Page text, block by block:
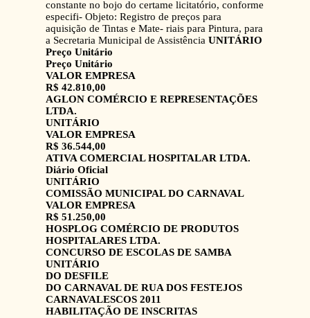
constante no bojo do certame licitatório, conforme
especifi- Objeto: Registro de preços para
aquisição de Tintas e Mate- riais para Pintura, para
a Secretaria Municipal de Assistência UNITÁRIO
Preço Unitário
Preço Unitário
VALOR EMPRESA
R$ 42.810,00
AGLON COMÉRCIO E REPRESENTAÇÕES
LTDA.
UNITÁRIO
VALOR EMPRESA
R$ 36.544,00
ATIVA COMERCIAL HOSPITALAR LTDA.
Diário Oficial
UNITÁRIO
COMISSÃO MUNICIPAL DO CARNAVAL
VALOR EMPRESA
R$ 51.250,00
HOSPLOG COMÉRCIO DE PRODUTOS
HOSPITALARES LTDA.
CONCURSO DE ESCOLAS DE SAMBA
UNITÁRIO
DO DESFILE
DO CARNAVAL DE RUA DOS FESTEJOS
CARNAVALESCOS 2011
HABILITAÇÃO DE INSCRITAS